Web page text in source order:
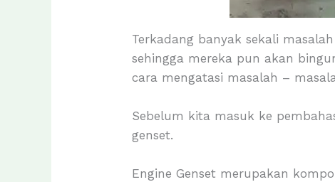
Terkadang banyak sekali
sehingga mereka pun akan
cara mengatasi masalah –
Sebelum kita masuk ke
genset.
Engine Genset merupakan